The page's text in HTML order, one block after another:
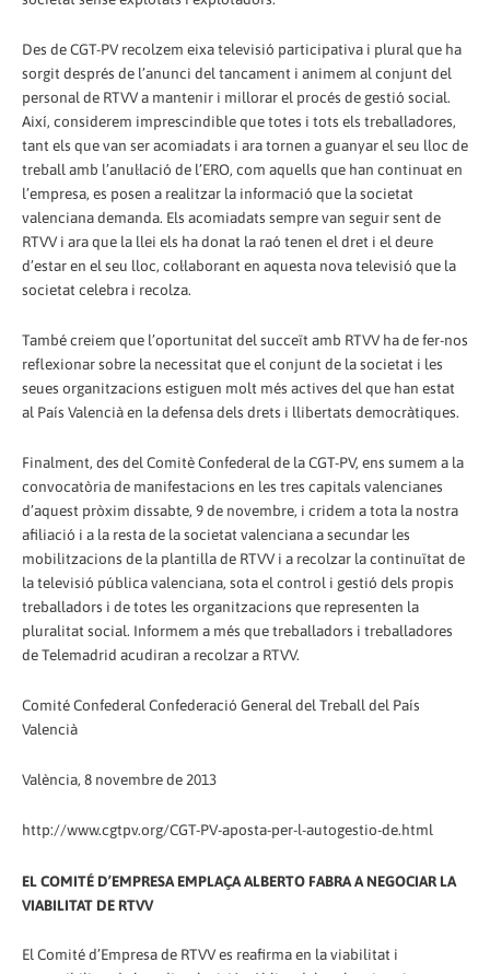
Des de CGT-PV recolzem eixa televisió participativa i plural que ha
sorgit després de l’anunci del tancament i animem al conjunt del
personal de RTVV a mantenir i millorar el procés de gestió social.
Així, considerem imprescindible que totes i tots els treballadores,
tant els que van ser acomiadats i ara tornen a guanyar el seu lloc de
treball amb l’anul·lació de l’ERO, com aquells que han continuat en
l’empresa, es posen a realitzar la informació que la societat
valenciana demanda. Els acomiadats sempre van seguir sent de
RTVV i ara que la llei els ha donat la raó tenen el dret i el deure
d’estar en el seu lloc, col·laborant en aquesta nova televisió que la
societat celebra i recolza.
També creiem que l’oportunitat del succeït amb RTVV ha de fer-nos
reflexionar sobre la necessitat que el conjunt de la societat i les
seues organitzacions estiguen molt més actives del que han estat
al País Valencià en la defensa dels drets i llibertats democràtiques.
Finalment, des del Comitè Confederal de la CGT-PV, ens sumem a la
convocatòria de manifestacions en les tres capitals valencianes
d’aquest pròxim dissabte, 9 de novembre, i cridem a tota la nostra
afiliació i a la resta de la societat valenciana a secundar les
mobilitzacions de la plantilla de RTVV i a recolzar la continuïtat de
la televisió pública valenciana, sota el control i gestió dels propis
treballadors i de totes les organitzacions que representen la
pluralitat social. Informem a més que treballadors i treballadores
de Telemadrid acudiran a recolzar a RTVV.
Comité Confederal Confederació General del Treball del País
Valencià
València, 8 novembre de 2013
http://www.cgtpv.org/CGT-PV-aposta-per-l-autogestio-de.html
EL COMITÉ D’EMPRESA EMPLAÇA ALBERTO FABRA A NEGOCIAR LA
VIABILITAT DE RTVV
El Comité d’Empresa de RTVV es reafirma en la viabilitat i